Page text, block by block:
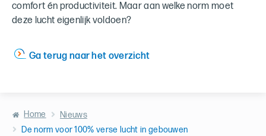
comfort én productiviteit. Maar aan welke norm moet
deze lucht eigenlijk voldoen?
Ga terug naar het overzicht
Home
Nieuws
De norm voor 100% verse lucht in gebouwen